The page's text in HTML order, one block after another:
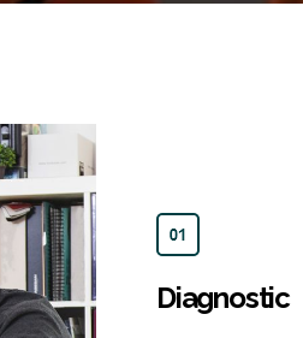
Diagnostic